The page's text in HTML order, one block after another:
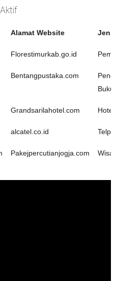
Alamat Website
Florestimurkab.go.id
Bentangpustaka.com
Buku
Grandsarilahotel.com Hotel
alcatel.co.id
Pakejpercutianjogja.com